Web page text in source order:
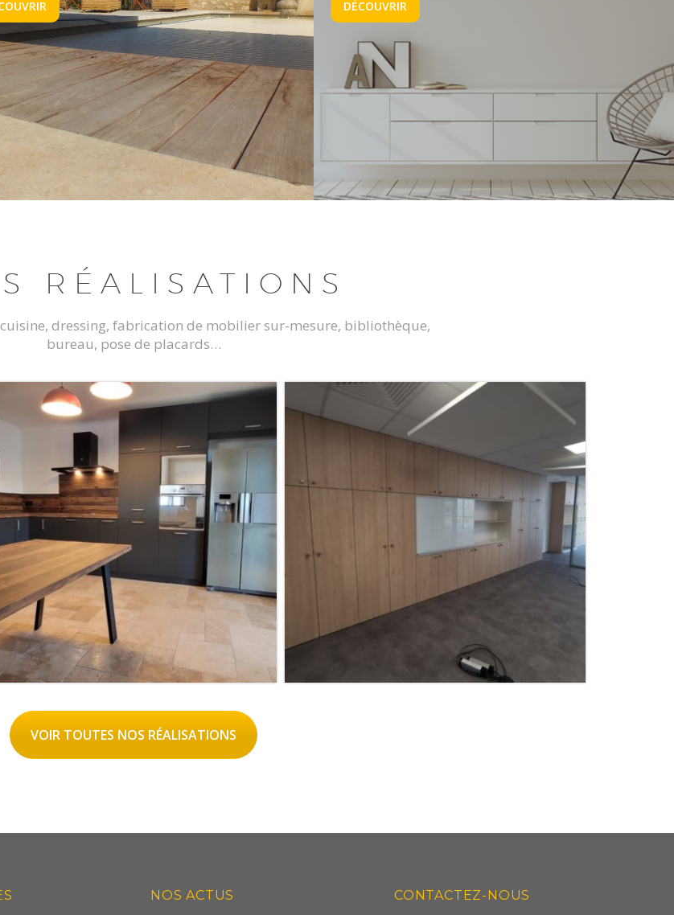
DÉCOUVRIR
RÉALISATIONS
dressing, fabrication de mobilier sur-mesure, bibliothèque,
bureau, pose de placards…
VOIR TOUTES NOS RÉALISATIONS
NOS ACTUS
✨ TOUTE L’ÉQUIPE VOUS
CONTACTEZ-NOUS